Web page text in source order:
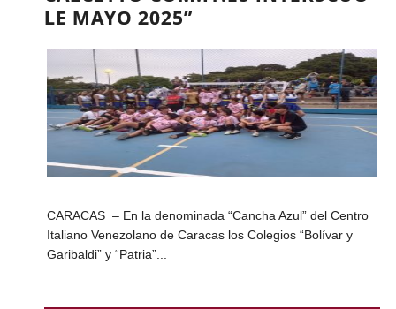
LE MAYO 2025”
CARACAS – En la denominada “Cancha Azul” del Centro
Italiano Venezolano de Caracas los Colegios “Bolívar y
Garibaldi” y “Patria”...